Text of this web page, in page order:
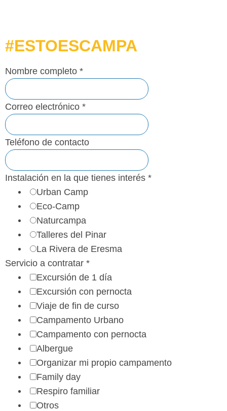
#ESTOESCAMPA
Nombre completo *
Correo electrónico *
Teléfono de contacto
Instalación en la que tienes interés *
Urban Camp
Eco-Camp
Naturcampa
Talleres del Pinar
La Rivera de Eresma
C
Servicio a contratar *
Excursión de 1 día
Excursión con pernocta
Viaje de fin de curso
Campamento Urbano
Campamento con pernocta
Albergue
Organizar mi propio campamento
Family day
Respiro familiar
Otros